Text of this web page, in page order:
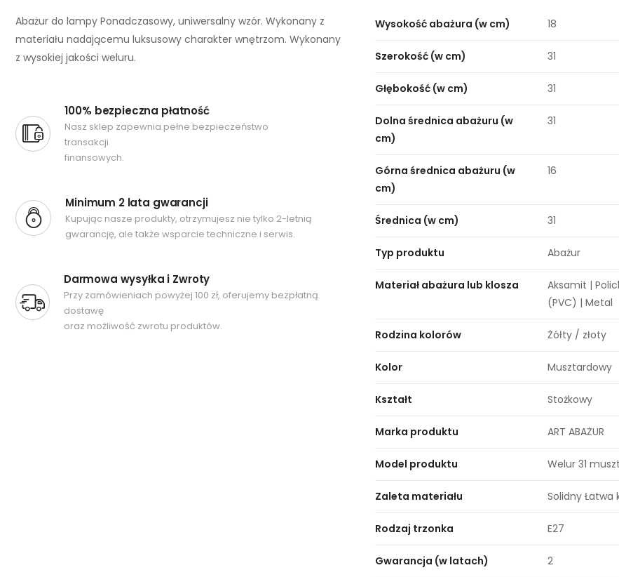
Abażur do lampy Ponadczasowy, uniwersalny wzór. Wykonany z
materiału nadającemu luksusowy charakter wnętrzom. Wykonany
z wysokiej jakości weluru.
100% bezpieczna płatność
Nasz sklep zapewnia pełne bezpieczeństwo
transakcji
finansowych.
Minimum 2 lata gwarancji
Kupując nasze produkty, otrzymujesz nie tylko 2-letnią
gwarancję, ale także wsparcie techniczne i serwis.
Darmowa wysyłka i Zwroty
Przy zamówieniach powyżej 100 zł, oferujemy bezpłatną
dostawę
oraz możliwość zwrotu produktów.
Wysokość abażura (w cm) 18
Szerokość (w cm) 31
Głębokość (w cm) 31
Dolna średnica abażuru (w
cm)
31
Górna średnica abażuru (w
cm)
16
Średnica (w cm) 31
Typ produktu Abażur
Materiał abażura lub klosza
Aksamit |
(PVC) | Metal
Rodzina kolorów Żółty / złoty
Kolor Musztardowy
Kształt Stożkowy
Marka produktu ART ABAŻUR
Model produktu Welur 31
Zaleta materiału Solidny Łatwa
Rodzaj trzonka E27
Gwarancja (w latach) 2